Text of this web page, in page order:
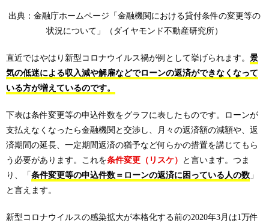
出典：金融庁ホームページ「金融機関における貸付条件の変更等の
状況について」（ダイヤモンド不動産研究所）
直近ではやはり新型コロナウイルス禍が例として挙げられます。 景
気の低迷による収入減や解雇などでローンの返済ができなくなって
いる方が増えているのです。
下表は条件変更等の申込件数をグラフに表したものです。ローンが
支払えなくなったら金融機関と交渉し、月々の返済額の減額や、返
済期間の延長、一定期間返済の猶予など何らかの措置を講じてもら
う必要があります。これを条件変更（リスケ）
と言います。つま
り、「 条件変更等の申込件数＝ローンの返済に困っている人の数 」
と言えます。
新型コロナウイルスの感染拡大が本格化する前の2020年3月は1万件